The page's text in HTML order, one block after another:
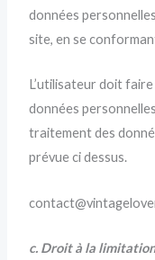
données
site, en se
L’utilisateur doit
données
traitement des
prévue ci dessus.
c. Droit à la